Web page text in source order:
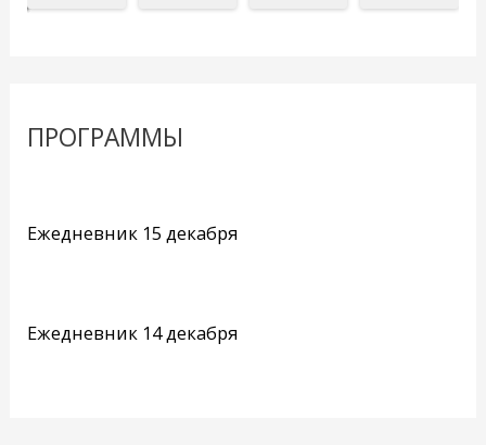
ПРОГРАММЫ
Ежедневник 15 декабря
Ежедневник 14 декабря